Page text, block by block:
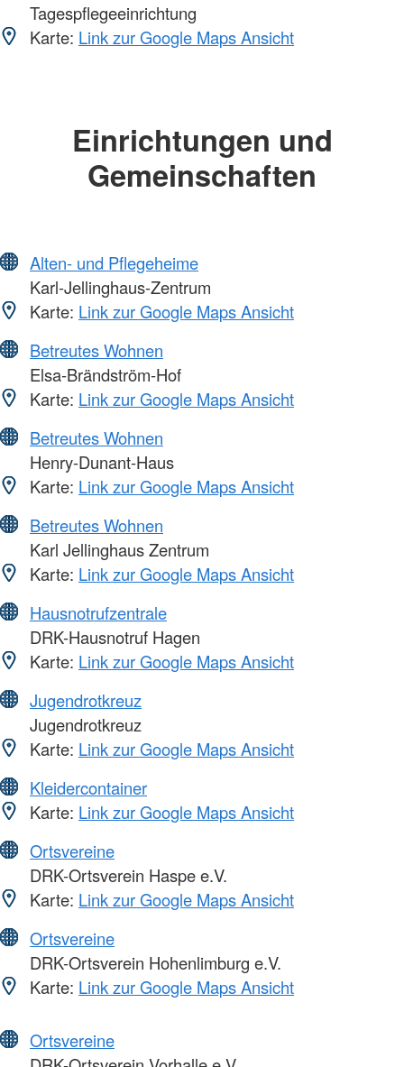
Tagespflegeeinrichtung
Karte: Link zur Google Maps Ansicht
Einrichtungen und
Gemeinschaften
Alten- und Pflegeheime
Karl-Jellinghaus-Zentrum
Karte: Link zur Google Maps Ansicht
Betreutes Wohnen
Elsa-Brändström-Hof
Karte: Link zur Google Maps Ansicht
Betreutes Wohnen
Henry-Dunant-Haus
Karte: Link zur Google Maps Ansicht
Betreutes Wohnen
Karl Jellinghaus Zentrum
Karte: Link zur Google Maps Ansicht
Hausnotrufzentrale
DRK-Hausnotruf Hagen
Karte: Link zur Google Maps Ansicht
Jugendrotkreuz
Jugendrotkreuz
Karte: Link zur Google Maps Ansicht
Kleidercontainer
Karte: Link zur Google Maps Ansicht
Ortsvereine
DRK-Ortsverein Haspe e.V.
Karte: Link zur Google Maps Ansicht
Ortsvereine
DRK-Ortsverein Hohenlimburg e.V.
Karte: Link zur Google Maps Ansicht
Ortsvereine